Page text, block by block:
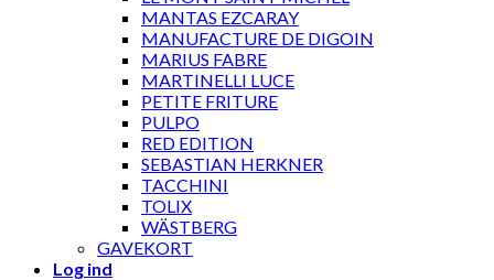
MANTAS EZCARAY
MANUFACTURE DE DIGOIN
MARIUS FABRE
MARTINELLI LUCE
PETITE FRITURE
PULPO
RED EDITION
SEBASTIAN HERKNER
TACCHINI
TOLIX
WÄSTBERG
GAVEKORT
Log ind